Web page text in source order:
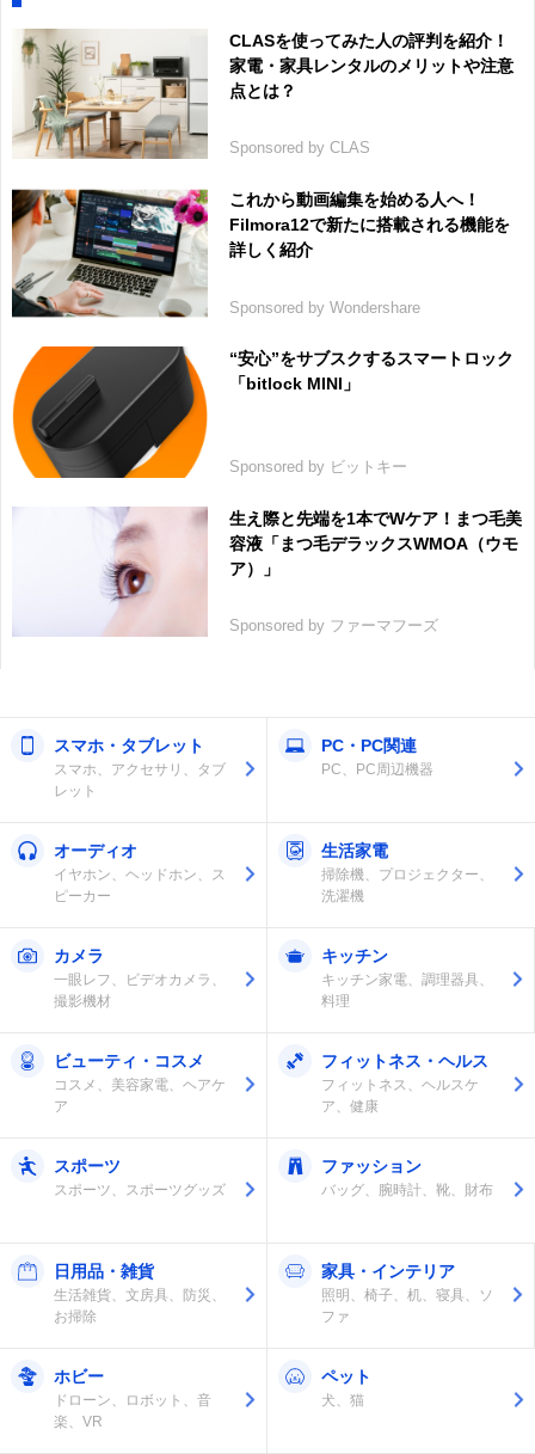
CLASを使ってみた人の評判を紹介！
家電・家具レンタルのメリットや注意
点とは？
Sponsored by CLAS
これから動画編集を始める人へ！
Filmora12で新たに搭載される機能を
詳しく紹介
Sponsored by Wondershare
“安心”をサブスクするスマートロック
「bitlock MINI」
Sponsored by ビットキー
生え際と先端を1本でWケア！まつ毛美
容液「まつ毛デラックスWMOA（ウモ
ア）」
Sponsored by ファーマフーズ
スマホ・タブレット
スマホ、アクセサリ、タブ
レット
PC・PC関連
PC、PC周辺機器
オーディオ
イヤホン、ヘッドホン、ス
ピーカー
生活家電
掃除機、プロジェクター、
洗濯機
カメラ
一眼レフ、ビデオカメラ、
撮影機材
キッチン
キッチン家電、調理器具、
料理
ビューティ・コスメ
コスメ、美容家電、ヘアケ
ア
フィットネス・ヘルス
フィットネス、ヘルスケ
ア、健康
スポーツ
スポーツ、スポーツグッズ
ファッション
バッグ、腕時計、靴、財布
日用品・雑貨
生活雑貨、文房具、防災、
お掃除
家具・インテリア
照明、椅子、机、寝具、ソ
ファ
ホビー
ドローン、ロボット、音
楽、VR
ペット
犬、猫